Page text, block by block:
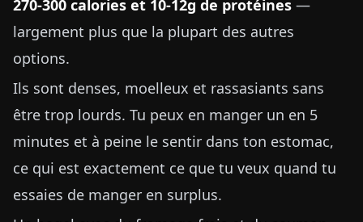
270-300 calories et 10-12g de protéines —
largement plus que la plupart des autres
options.
Ils sont denses, moelleux et rassasiants sans
être trop lourds. Tu peux en manger un en 5
minutes et à peine le sentir dans ton estomac,
ce qui est exactement ce que tu veux quand tu
essaies de manger en surplus.